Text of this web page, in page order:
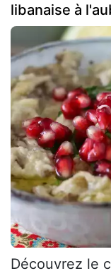
libanaise à
Découvrez le